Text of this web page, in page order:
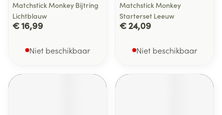
Matchstick Monkey Bijtring
Lichtblauw
€ 16,99
Niet beschikbaar
Matchstick Monkey
Starterset Leeuw
€ 24,09
Niet beschikbaar